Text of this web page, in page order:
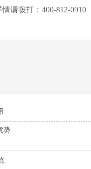
请拨打：400-812-0910
势